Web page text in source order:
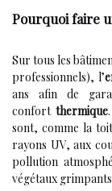
Pourquoi faire
Sur tous les
professionnels), l’
ans afin de
confort thermique
sont, comme la
rayons UV, aux
pollution
végétaux